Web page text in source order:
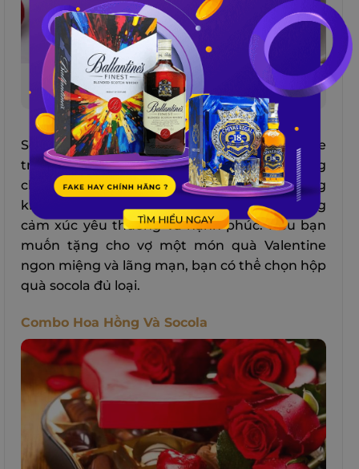
Socola là sự hòa quyện giữa cảm xúc thăng hoa
và lãng mạn trong tình yêu
Socola là một trong những loại quà Valentine
truyền thống và phổ biến nhất. Socola không
chỉ có hương vị ngọt ngào, mà còn có tác dụng
kích thích nội tiết tố oxytocin, giúp tăng cường
cảm xúc yêu thương và hạnh phúc. Nếu bạn
muốn tặng cho vợ một món quà Valentine
ngon miệng và lãng mạn, bạn có thể chọn hộp
quà socola đủ loại.
Combo Hoa Hồng Và Socola